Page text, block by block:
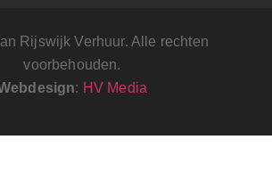
Rijswijk Verhuur. Alle rechten
voorbehouden.
: HV Media